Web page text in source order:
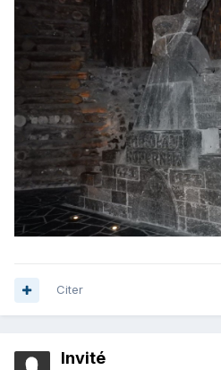
Citer
Invité